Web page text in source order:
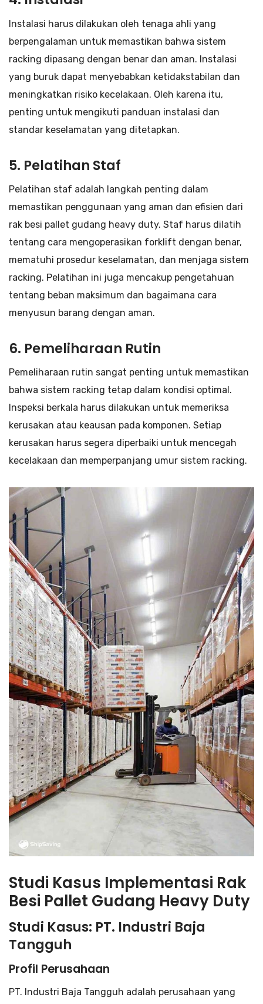
Instalasi harus dilakukan oleh tenaga ahli yang
berpengalaman untuk memastikan bahwa sistem
racking dipasang dengan benar dan aman. Instalasi
yang buruk dapat menyebabkan ketidakstabilan dan
meningkatkan risiko kecelakaan. Oleh karena itu,
penting untuk mengikuti panduan instalasi dan
standar keselamatan yang ditetapkan.
5. Pelatihan Staf
Pelatihan staf adalah langkah penting dalam
memastikan penggunaan yang aman dan efisien dari
rak besi pallet gudang heavy duty. Staf harus dilatih
tentang cara mengoperasikan forklift dengan benar,
mematuhi prosedur keselamatan, dan menjaga sistem
racking. Pelatihan ini juga mencakup pengetahuan
tentang beban maksimum dan bagaimana cara
menyusun barang dengan aman.
6. Pemeliharaan Rutin
Pemeliharaan rutin sangat penting untuk memastikan
bahwa sistem racking tetap dalam kondisi optimal.
Inspeksi berkala harus dilakukan untuk memeriksa
kerusakan atau keausan pada komponen. Setiap
kerusakan harus segera diperbaiki untuk mencegah
kecelakaan dan memperpanjang umur sistem racking.
Studi Kasus Implementasi Rak
Besi Pallet Gudang Heavy Duty
Studi Kasus: PT. Industri Baja
Tangguh
Profil Perusahaan
PT. Industri Baja Tangguh adalah perusahaan yang